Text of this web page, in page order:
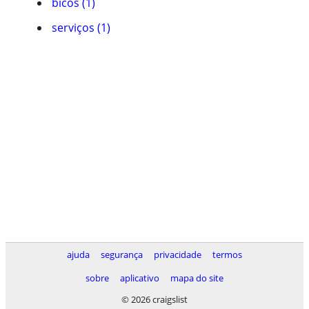
serviços (1)
ajuda segurança privacidade
termos
sobre
aplicativo
mapa do site
© 2026 craigslist